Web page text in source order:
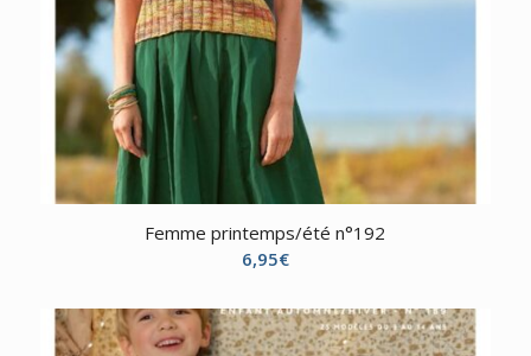
Femme printemps/été n°192
6,95€